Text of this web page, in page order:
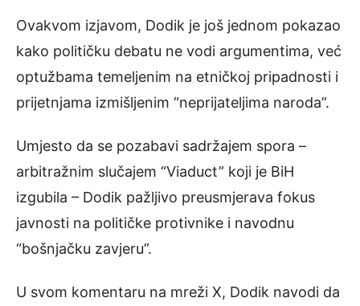
Ovakvom izjavom, Dodik je još jednom pokazao
kako političku debatu ne vodi argumentima, već
optužbama temeljenim na etničkoj pripadnosti i
prijetnjama izmišljenim “neprijateljima naroda”.
Umjesto da se pozabavi sadržajem spora –
arbitražnim slučajem “Viaduct” koji je BiH
izgubila – Dodik pažljivo preusmjerava fokus
javnosti na političke protivnike i navodnu
“bošnjačku zavjeru”.
U svom komentaru na mreži X, Dodik navodi da